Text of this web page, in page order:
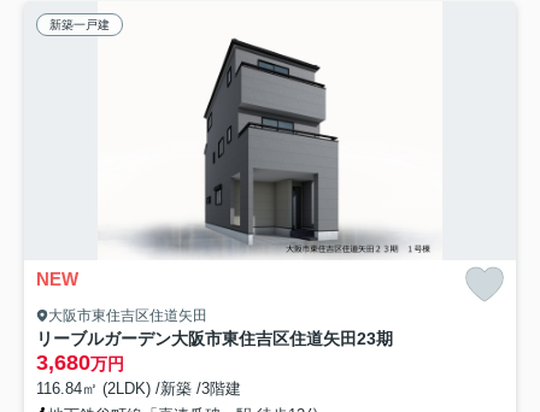
新築一戸建
NEW
大阪市東住吉区住道矢田
リーブルガーデン大阪市東住吉区住道矢田23期
3,680万円
116.84㎡ (2LDK) /新築 /3階建